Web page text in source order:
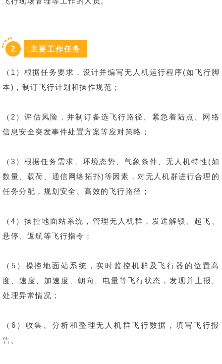
2 主要工作任务
（1）根据任务要求，设计并编写无人机运行程序(如飞行脚
本)，制订飞行计划和操作规范；
（2）评估风险，并制订备选飞行路径、紧急着陆点、网络
信息安全突发事件处置方案等应对策略；
（3）根据任务需求、环境态势、气象条件、无人机特性(如
数量、载荷、通信网络拓扑)等因素，对无人机群进行合理的
任务分配，规划安全、高效的飞行路径；
（4）操控地面站系统，管理无人机群，发送解锁、起飞、
悬停、返航等飞行指令；
（5）操控地面站系统，实时监控机群及飞行器的位置高
度、速度、加速度、朝向、电量等飞行状态，发现并上报、
处理异常情况；
（6）收集、分析和整理无人机群飞行数据，填写飞行报
告。